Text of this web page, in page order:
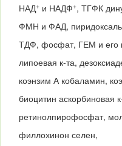
НАД+ и НАДФ+, ТГФК
ФМН и ФАД,
ТДФ, фосфат, ГЕМ и его
липоевая к-та,
коэнзим А кобаламин,
биоцитин аскорбиновая
ретинолпирофосфат,
филлохинон селен,